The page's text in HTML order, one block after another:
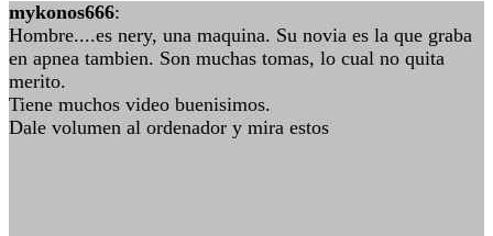
mykonos666:
Hombre....es nery, una maquina. Su novia es la que graba
en apnea tambien. Son muchas tomas, lo cual no quita
merito.
Tiene muchos video buenisimos.
Dale volumen al ordenador y mira estos